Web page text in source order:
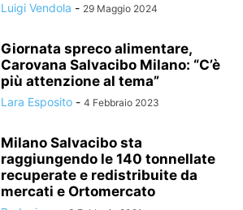
Luigi Vendola - 29 Maggio 2024
Giornata spreco alimentare,
Carovana Salvacibo Milano: “C’è
più attenzione al tema”
Lara Esposito - 4 Febbraio 2023
Milano Salvacibo sta
raggiungendo le 140 tonnellate
recuperate e redistribuite da
mercati e Ortomercato